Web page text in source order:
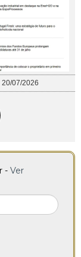
20/07/2026
- Ver